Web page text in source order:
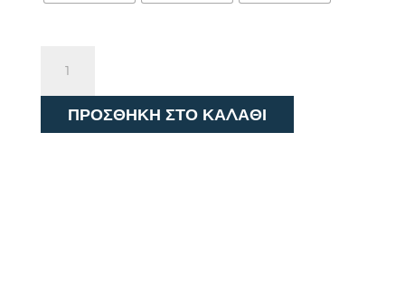
and
Sons
Ανδρικό
Τζιν
ΠΡΟΣΘΉΚΗ ΣΤΟ ΚΑΛΆΘΙ